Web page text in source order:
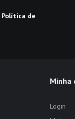
Política de
Minha
Login